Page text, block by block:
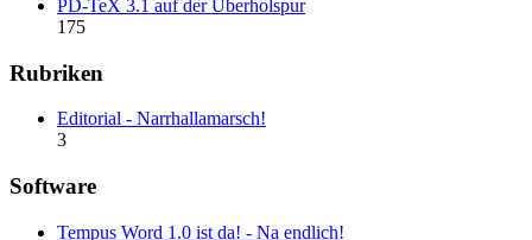
PD-TeX 3.1 auf der Überholspur
175
Rubriken
Editorial - Narrhallamarsch!
3
Software
Tempus Word 1.0 ist da! - Na endlich!